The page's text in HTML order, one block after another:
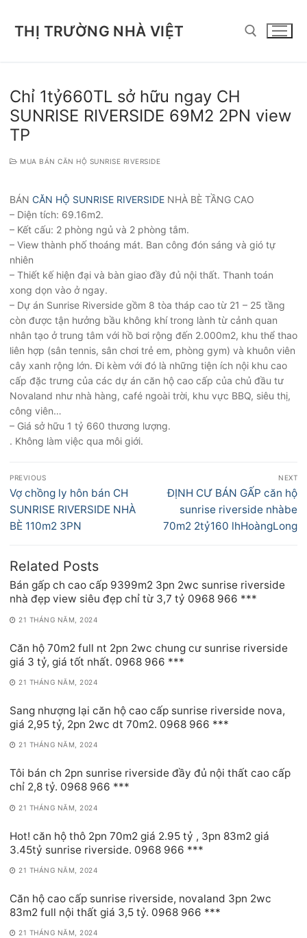
THỊ TRƯỜNG NHÀ VIỆT
Tìm kiếm cho:
Chỉ 1tỷ660TL sở hữu ngay CH
SUNRISE RIVERSIDE 69M2 2PN view
TP
MUA BÁN CĂN HỘ SUNRISE RIVERSIDE
BÁN CĂN HỘ SUNRISE RIVERSIDE NHÀ BÈ TẦNG CAO
– Diện tích: 69.16m2.
– Kết cấu: 2 phòng ngủ và 2 phòng tắm.
– View thành phố thoáng mát. Ban công đón sáng và gió tự
nhiên
– Thiết kế hiện đại và bàn giao đầy đủ nội thất. Thanh toán
xong dọn vào ở ngay.
– Dự án Sunrise Riverside gồm 8 tòa tháp cao từ 21 – 25 tầng
còn được tận hưởng bầu không khí trong lành từ cảnh quan
nhân tạo ở trung tâm với hồ bơi rộng đến 2.000m2, khu thể thao
liên hợp (sân tennis, sân chơi trẻ em, phòng gym) và khuôn viên
cây xanh rộng lớn. Đi kèm với đó là những tiện ích nội khu cao
cấp đặc trưng của các dự án căn hộ cao cấp của chủ đầu tư
Novaland như nhà hàng, café ngoài trời, khu vực BBQ, siêu thị,
công viên…
– Giá sở hữu 1 tỷ 660 thương lượng.
. Không làm việc qua môi giới.
Điều
hướng
bài
viết
PREVIOUS
Previous
post:
Vợ chồng ly hôn bán CH
SUNRISE RIVERSIDE NHÀ
BÈ 110m2 3PN
NEXT
Next
post:
ĐỊNH CƯ BÁN GẤP căn hộ
sunrise riverside nhàbe
70m2 2tỷ160 lhHoàngLong
Related Posts
Bán gấp ch cao cấp 9399m2 3pn 2wc sunrise riverside
nhà đẹp view siêu đẹp chỉ từ 3,7 tỷ 0968 966 ***
21 THÁNG NĂM, 2024
Căn hộ 70m2 full nt 2pn 2wc chung cư sunrise riverside
giá 3 tỷ, giá tốt nhất. 0968 966 ***
21 THÁNG NĂM, 2024
Sang nhượng lại căn hộ cao cấp sunrise riverside nova,
giá 2,95 tỷ, 2pn 2wc dt 70m2. 0968 966 ***
21 THÁNG NĂM, 2024
Tôi bán ch 2pn sunrise riverside đầy đủ nội thất cao cấp
chỉ 2,8 tỷ. 0968 966 ***
21 THÁNG NĂM, 2024
Hot! căn hộ thô 2pn 70m2 giá 2.95 tỷ , 3pn 83m2 giá
3.45tỷ sunrise riverside. 0968 966 ***
21 THÁNG NĂM, 2024
Căn hộ cao cấp sunrise riverside, novaland 3pn 2wc
83m2 full nội thất giá 3,5 tỷ. 0968 966 ***
21 THÁNG NĂM, 2024